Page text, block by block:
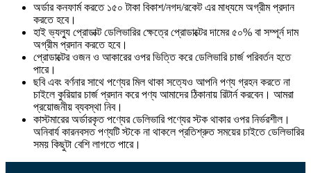
অর্ডার কনফার্ম করতে ১৫০ টাকা বিকাশ/নগদ/রকেট এর মাধ্যমে অগ্রীম প্রদান
করতে হবে।
হাই ভ্যল্যু প্রোডাক্ট ডেলিভারির ক্ষেত্রে প্রোডাক্টের দামের ৫০% বা সম্পূর্ন দাম
অগ্রীম প্রদান করতে হবে।
প্রোডাক্টের ওজন ও আকারের ওপর ভিত্তি করে ডেলিভারি চার্জ পরিবর্তন হতে
পারে।
ছবি এবং বর্ণনার সাথে পণ্যের মিল থাকা সত্যেও আপনি পণ্য গ্রহন করতে না
চাইলে কুরিয়ার চার্জ প্রদান করে পণ্য আমাদের ঠিকানায় রিটার্ন করবেন। আমরা
প্রয়োজনীয় ব্যবস্থা নিব।
কাস্টমারের অর্ডারকৃত পণ্যের ডেলিভারি পণ্যের স্টক থাকার ওপর নির্ভরশীল।
অনিবার্য কারনবসত পণ্যটি স্টকে না থাকলে প্রতিশ্রুত সময়ের চাইতে ডেলিভারির
সময় কিছুটা বেশি লাগতে পারে।